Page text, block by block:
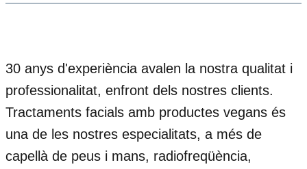
30 anys d'experiència avalen la nostra qualitat i
professionalitat, enfront dels nostres clients.
Tractaments facials amb productes vegans és
una de les nostres especialitats, a més de
capellà de peus i mans, radiofreqüència,